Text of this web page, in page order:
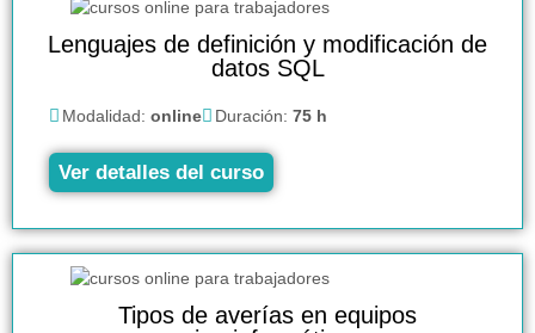
Lenguajes de definición y modificación de
datos SQL
Modalidad: online Duración: 75 h
Ver detalles del curso
Tipos de averías en equipos